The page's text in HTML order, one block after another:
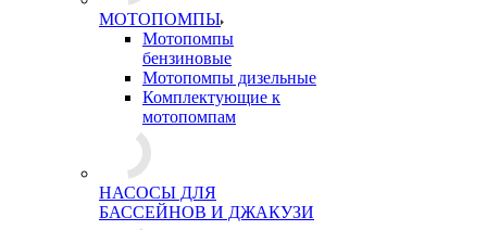
МОТОПОМПЫ
Мотопомпы
бензиновые
Мотопомпы дизельные
Комплектующие к
мотопомпам
НАСОСЫ ДЛЯ
БАССЕЙНОВ И ДЖАКУЗИ